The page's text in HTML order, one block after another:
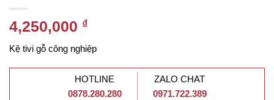
4,250,000 ₫
Kệ tivi gỗ công nghiệp
HOTLINE
0878.280.280
ZALO CHAT
0971.722.389